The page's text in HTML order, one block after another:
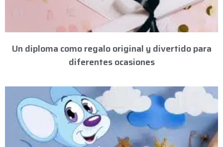
Un diploma como regalo original y divertido para
diferentes ocasiones